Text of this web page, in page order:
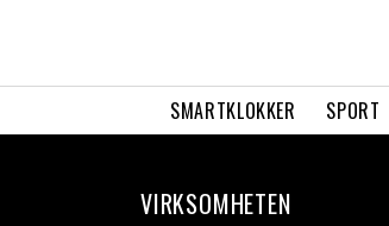
SMARTKLOKKER SPORT
VIRKSOMHETEN